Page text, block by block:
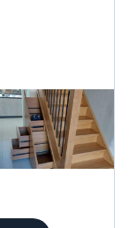
de garage,